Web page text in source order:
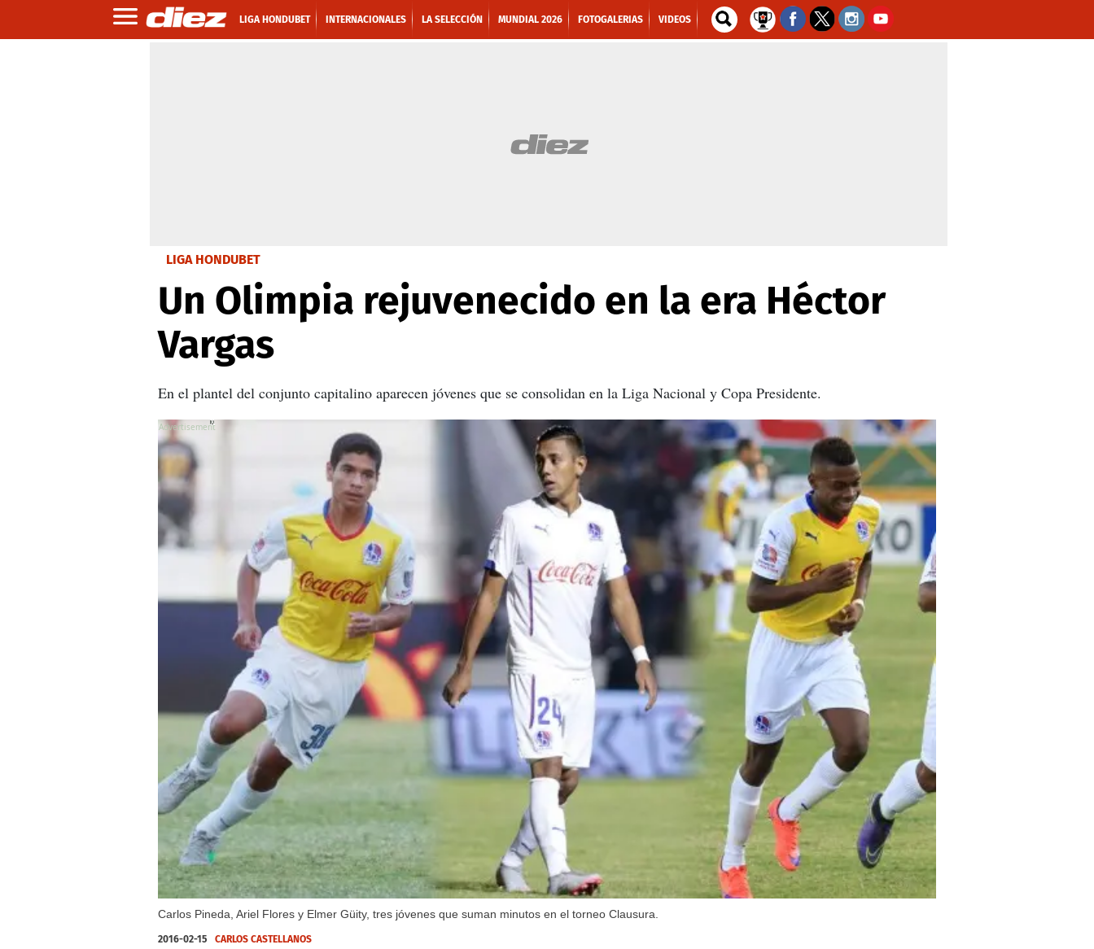
LIGA HONDUBET INTERNACIONALES LA SELECCIÓN MUNDIAL 2026 FOTOGALERIAS VIDEOS
LIGA HONDUBET
Un Olimpia rejuvenecido en la era Héctor
Vargas
En el plantel del conjunto capitalino aparecen jóvenes que se consolidan en la Liga Nacional y Copa Presidente.
Carlos Pineda, Ariel Flores y Elmer Güity, tres jóvenes que suman minutos en el torneo Clausura.
X
X
X
X
X
2016-02-15 CARLOS CASTELLANOS